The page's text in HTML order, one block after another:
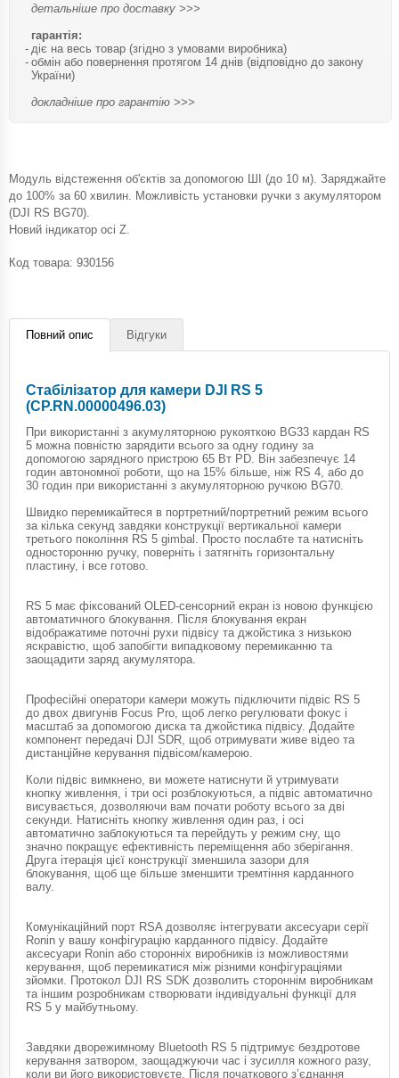
детальніше про доставку >>>
гарантія:
діє на весь товар (згідно з умовами виробника)
обмін або повернення протягом 14 днів (відповідно до закону
України)
докладніше про гарантію >>>
Модуль відстеження об'єктів за допомогою ШІ (до 10 м). Заряджайте
до 100% за 60 хвилин. Можливість установки ручки з акумулятором
(DJI RS BG70).
Новий індикатор осі Z.
Код товара: 930156
Повний опис Відгуки
Стабілізатор для камери DJI RS 5
(CP.RN.00000496.03)
При використанні з акумуляторною рукояткою BG33 кардан RS
5 можна повністю зарядити всього за одну годину за
допомогою зарядного пристрою 65 Вт PD. Він забезпечує 14
годин автономної роботи, що на 15% більше, ніж RS 4, або до
30 годин при використанні з акумуляторною ручкою BG70.
Швидко перемикайтеся в портретний/портретний режим всього
за кілька секунд завдяки конструкції вертикальної камери
третього покоління RS 5 gimbal. Просто послабте та натисніть
односторонню ручку, поверніть і затягніть горизонтальну
пластину, і все готово.
RS 5 має фіксований OLED-сенсорний екран із новою функцією
автоматичного блокування. Після блокування екран
відображатиме поточні рухи підвісу та джойстика з низькою
яскравістю, щоб запобігти випадковому перемиканню та
заощадити заряд акумулятора.
Професійні оператори камери можуть підключити підвіс RS 5
до двох двигунів Focus Pro, щоб легко регулювати фокус і
масштаб за допомогою диска та джойстика підвісу. Додайте
компонент передачі DJI SDR, щоб отримувати живе відео та
дистанційне керування підвісом/камерою.
Коли підвіс вимкнено, ви можете натиснути й утримувати
кнопку живлення, і три осі розблокуються, а підвіс автоматично
висувається, дозволяючи вам почати роботу всього за дві
секунди. Натисніть кнопку живлення один раз, і осі
автоматично заблокуються та перейдуть у режим сну, що
значно покращує ефективність переміщення або зберігання.
Друга ітерація цієї конструкції зменшила зазори для
блокування, щоб ще більше зменшити тремтіння карданного
валу.
Комунікаційний порт RSA дозволяє інтегрувати аксесуари серії
Ronin у вашу конфігурацію карданного підвісу. Додайте
аксесуари Ronin або сторонніх виробників із можливостями
керування, щоб перемикатися між різними конфігураціями
зйомки. Протокол DJI RS SDK дозволить стороннім виробникам
та іншим розробникам створювати індивідуальні функції для
RS 5 у майбутньому.
Завдяки дворежимному Bluetooth RS 5 підтримує бездротове
керування затвором, заощаджуючи час і зусилля кожного разу,
коли ви його використовуєте. Після початкового з’єднання